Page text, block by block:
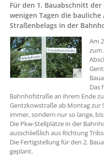
Für den 1. Bauabschnitt
wenigen Tagen die
Straßenbelags in der
Am
zum
Das
Bahnhofstraße an ihrem Ende
Gentzkowstraße ab Montag zur
immer, sondern nur so lange,
Die Pkw-Stellplätze in der
ausschließlich aus Richtung
Die Fertigstellung für den 2.
geplant.